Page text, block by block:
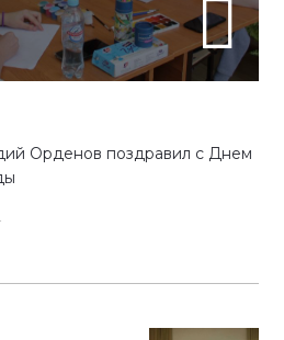
Орденов поздравил с Днем